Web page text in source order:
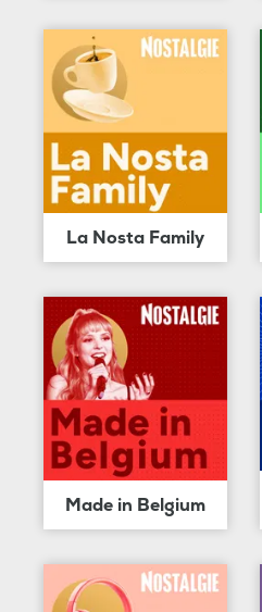
La Nosta Family
Made in Belgium